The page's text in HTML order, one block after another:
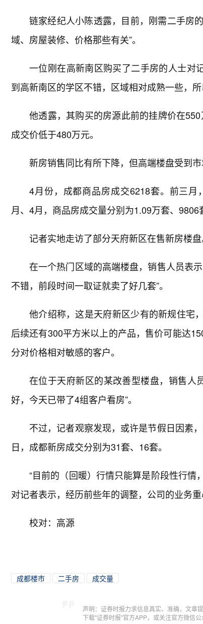
链家经纪人小陈透露，目前，刚需二手房
域、房屋装修、价格那些有关”。
一位刚在高新南区购买了二手房的人士对
到高新南区的学区不错，区域相对成熟一些，所
他透露，其购买的房源此前的挂牌价在
成交价低于480万元。
新房销售同比有所下降，但高端楼盘受到市
4月份，成都商品房成交6218套。前三
月、4月，商品房成交量分别为1.09万套、9806
记者实地走访了部分天府新区在售新房楼盘
在一个热门区域的高端楼盘，销售人员表
不错，前段时间一取证就卖了好几套”。
他介绍称，这是天府新区少有的新规住宅
后续还有300平方米以上的产品，售价可能达
分对价格相对敏感的客户。
在位于天府新区的某改善型楼盘，销售人
好，今天已带了4组客户看房”。
不过，记者观察发现，或许是节假日因素
日，成都新房成交分别为31套、16套。
“目前的（回暖）行情只能算是阶段性行情
对记者表示，经历前些年的调整，公司的业务
校对：高源
成都楼市 二手房 成交量
声明：证券时报力求信息真实、准确，文章
下载"证券时报"官方APP，或关注官方微信